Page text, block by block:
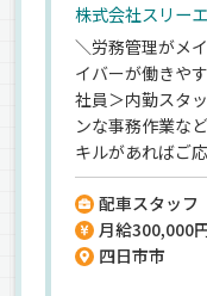
株式会社スリー
＼労務管理がメ
イバーが働きや
社員＞内勤スタ
ンな事務作業な
キルがあればご
フが常に事務所
問していただけ
はのキャリアパ
GET⇒ゆくゆく
配車スタッフ
月給300,000
四日市市